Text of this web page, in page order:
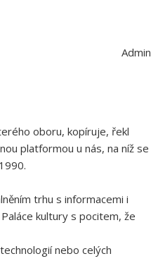
Admin
oboru, kopíruje, řekl
platformou u nás, na níž se
trhu s informacemi i
kultury s pocitem, že
nebo celých